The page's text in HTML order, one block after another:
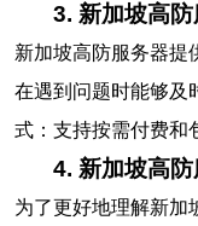
3. 新加坡高
新加坡高防服务器提
在遇到问题时能够及
式：支持按需付费和
4. 新加坡高
为了更好地理解新加